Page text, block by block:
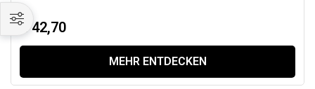
€ 42,70
MEHR ENTDECKEN